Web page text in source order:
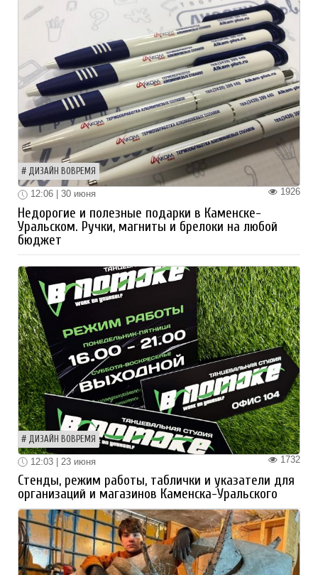
ДИЗАЙН ВОВРЕМЯ
1926
12:06 | 30 июня
Недорогие и полезные подарки в Каменске-
Уральском. Ручки, магниты и брелоки на любой
бюджет
ДИЗАЙН ВОВРЕМЯ
1732
12:03 | 23 июня
Стенды, режим работы, таблички и указатели для
организаций и магазинов Каменска-Уральского